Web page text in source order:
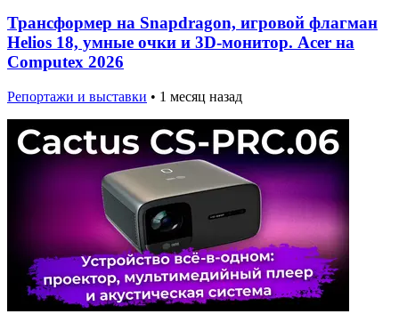
Трансформер на Snapdragon, игровой флагман
Helios 18, умные очки и 3D-монитор. Acer на
Computex 2026
Репортажи и выставки • 1 месяц назад